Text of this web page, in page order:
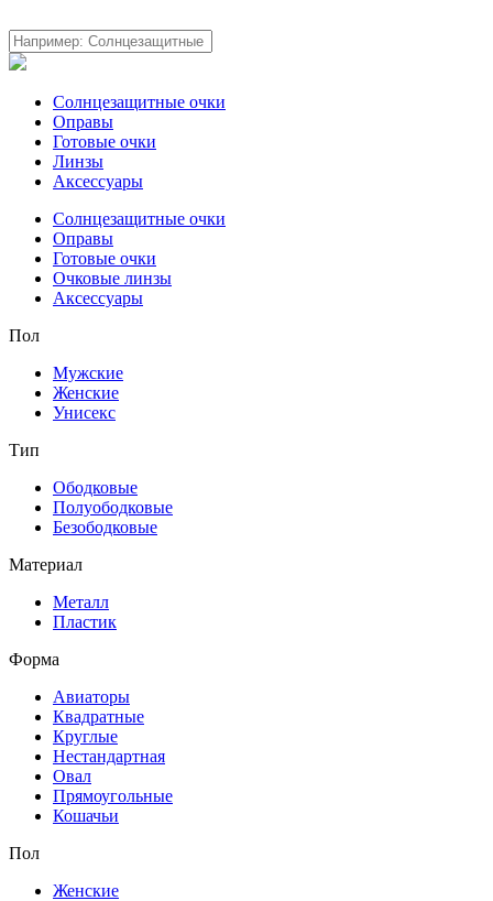
Солнцезащитные очки
Оправы
Готовые очки
Линзы
Аксессуары
Солнцезащитные очки
Оправы
Готовые очки
Очковые линзы
Аксессуары
Пол
Мужские
Женские
Унисекс
Тип
Ободковые
Полуободковые
Безободковые
Материал
Металл
Пластик
Форма
Авиаторы
Квадратные
Круглые
Нестандартная
Овал
Прямоугольные
Кошачьи
Пол
Женские